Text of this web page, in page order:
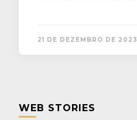
21 DE DEZEMBRO DE 2023
WEB STORIES